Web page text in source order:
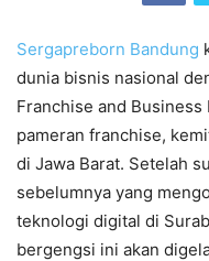
Sergapreborn Bandung
dunia bisnis nasional
Franchise and Business
pameran franchise,
di Jawa Barat. Setelah
sebelumnya yang
teknologi digital di
bergengsi ini akan